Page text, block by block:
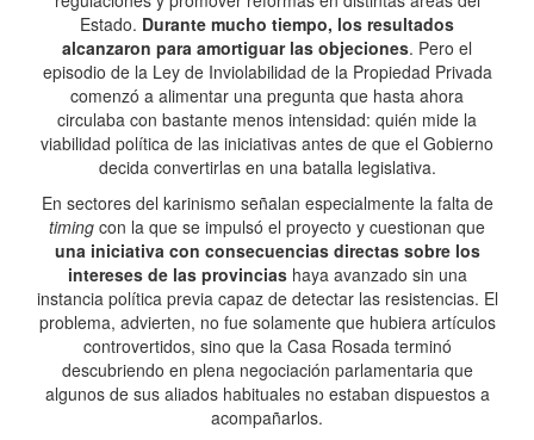
Estado. Durante mucho tiempo, los resultados
alcanzaron para amortiguar las objeciones. Pero el
episodio de la Ley de Inviolabilidad de la Propiedad Privada
comenzó a alimentar una pregunta que hasta ahora
circulaba con bastante menos intensidad: quién mide la
viabilidad política de las iniciativas antes de que el Gobierno
decida convertirlas en una batalla legislativa.
En sectores del karinismo señalan especialmente la falta de
timing con la que se impulsó el proyecto y cuestionan que
una iniciativa con consecuencias directas sobre los
intereses de las provinciashaya avanzado sin una
instancia política previa capaz de detectar las resistencias. El
problema, advierten, no fue solamente que hubiera artículos
controvertidos, sino que la Casa Rosada terminó
descubriendo en plena negociación parlamentaria que
algunos de sus aliados habituales no estaban dispuestos a
acompañarlos.